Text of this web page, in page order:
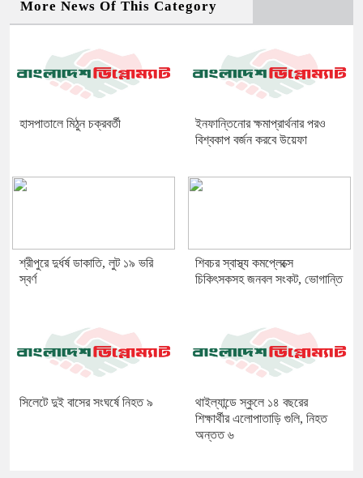
More News Of This Category
হাসপাতালে মিঠুন চক্রবর্তী
ইনফান্তিনোর ক্ষমাপ্রার্থনার পরও
বিশ্বকাপ বর্জন করবে উয়েফা
শ্রীপুরে দুর্ধর্ষ ডাকাতি, লুট ১৯ ভরি
স্বর্ণ
শিবচর স্বাস্থ্য কমপ্লেক্সে
চিকিৎসকসহ জনবল সংকট, ভোগান্তি
সিলেটে দুই বাসের সংঘর্ষে নিহত ৯
থাইল্যান্ডে স্কুলে ১৪ বছরের
শিক্ষার্থীর এলোপাতাড়ি গুলি, নিহত
অন্তত ৬